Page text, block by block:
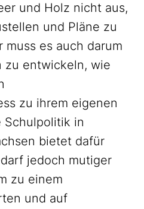
und Holz nicht aus,
und Pläne zu
es auch darum
zu entwickeln, wie
zu ihrem eigenen
Schulpolitik in
bietet dafür
jedoch mutiger
zu einem
und auf